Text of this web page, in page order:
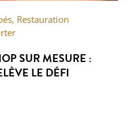
, Restauration
SUR MESURE :
LE DÉFI